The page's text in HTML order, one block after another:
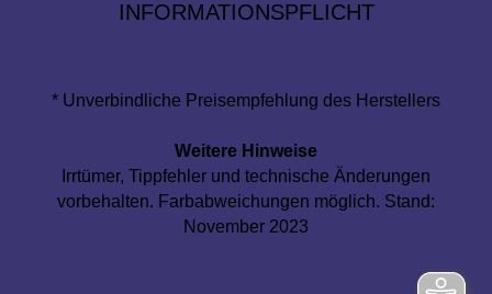
INFORMATIONSPFLICHT
* Unverbindliche Preisempfehlung des Herstellers
Weitere Hinweise
Irrtümer, Tippfehler und technische Änderungen
vorbehalten. Farbabweichungen möglich. Stand:
November 2023